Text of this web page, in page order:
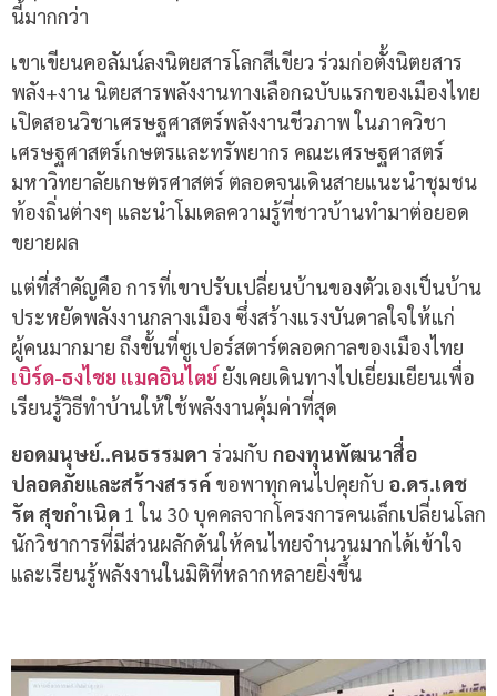
นี้มากกว่า
เขาเขียนคอลัมน์ลงนิตยสารโลกสีเขียว ร่วมก่อตั้งนิตยสาร
พลัง+งาน นิตยสารพลังงานทางเลือกฉบับแรกของเมืองไทย
เปิดสอนวิชาเศรษฐศาสตร์พลังงานชีวภาพ ในภาควิชา
เศรษฐศาสตร์เกษตรและทรัพยากร คณะเศรษฐศาสตร์
มหาวิทยาลัยเกษตรศาสตร์ ตลอดจนเดินสายแนะนำชุมชน
ท้องถิ่นต่างๆ และนำโมเดลความรู้ที่ชาวบ้านทำมาต่อยอด
ขยายผล
แต่ที่สำคัญคือ การที่เขาปรับเปลี่ยนบ้านของตัวเองเป็นบ้าน
ประหยัดพลังงานกลางเมือง ซึ่งสร้างแรงบันดาลใจให้แก่
ผู้คนมากมาย ถึงขั้นที่ซูเปอร์สตาร์ตลอดกาลของเมืองไทย
เบิร์ด-ธงไชย แมคอินไตย์ ยังเคยเดินทางไปเยี่ยมเยียนเพื่อ
เรียนรู้วิธีทำบ้านให้ใช้พลังงานคุ้มค่าที่สุด
ยอดมนุษย์..คนธรรมดา ร่วมกับ กองทุนพัฒนาสื่อ
ปลอดภัยและสร้างสรรค์ ขอพาทุกคนไปคุยกับ อ.ดร.เดช
รัตสุขกำเนิด 1ใน 30 บุคคลจากโครงการคนเล็กเปลี่ยนโลก
นักวิชาการที่มีส่วนผลักดันให้คนไทยจำนวนมากได้เข้าใจ
และเรียนรู้พลังงานในมิติที่หลากหลายยิ่งขึ้น